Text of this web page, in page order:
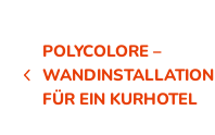
VORHERIGER
BEITRAG:
POLYCOLORE –
WANDINSTALLATION
FÜR EIN KURHOTEL